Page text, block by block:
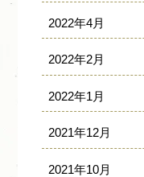
2022年4月
2022年2月
2022年1月
2021年12月
2021年10月